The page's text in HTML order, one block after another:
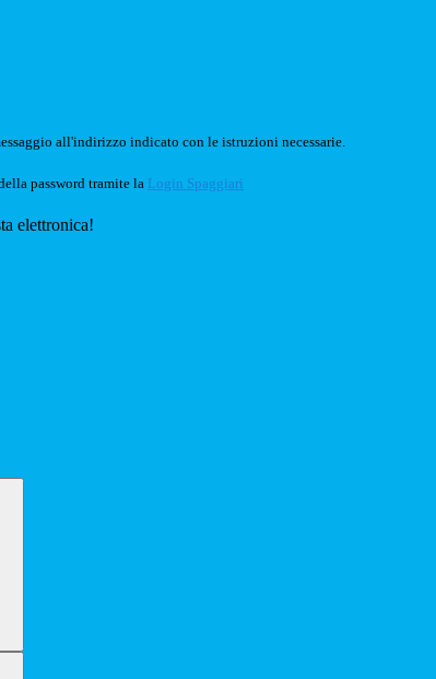
all'indirizzo indicato con le istruzioni necessarie.
password tramite la Login Spaggiari
elettronica!